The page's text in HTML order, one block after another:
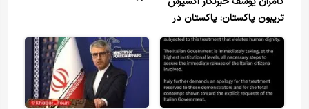
تریبون پاکستان: پاکستان در
تلاش است اختلافات بین ایران
و آمریکا را کاهش دهد